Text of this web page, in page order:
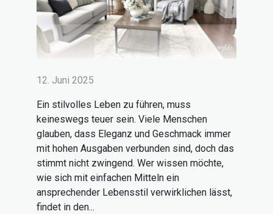
12. Juni 2025
Ein stilvolles Leben zu führen, muss
keineswegs teuer sein. Viele Menschen
glauben, dass Eleganz und Geschmack immer
mit hohen Ausgaben verbunden sind, doch das
stimmt nicht zwingend. Wer wissen möchte,
wie sich mit einfachen Mitteln ein
ansprechender Lebensstil verwirklichen lässt,
findet in den...